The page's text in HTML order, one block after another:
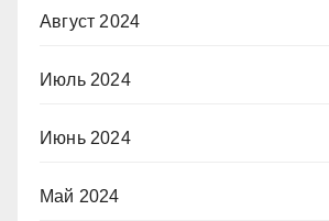
Август 2024
Июль 2024
Июнь 2024
Май 2024